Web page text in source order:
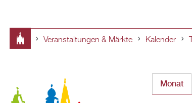
hier
Veranstaltungen & Märkte Kalender
Monat